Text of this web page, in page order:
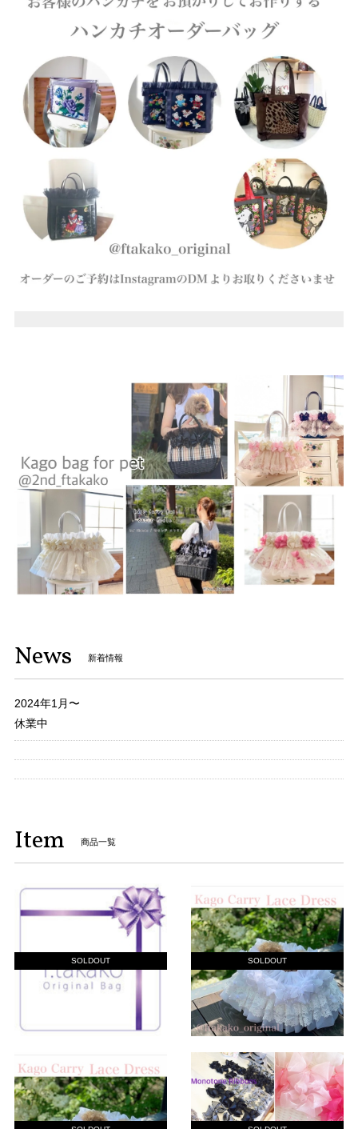
News 新着情報
2024年1月〜
休業中
Item 商品一覧
SOLDOUT SOLDOUT